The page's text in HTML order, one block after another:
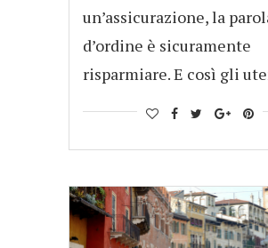
un’assicurazione, la
d’ordine è sicuramente
risparmiare. E così gli